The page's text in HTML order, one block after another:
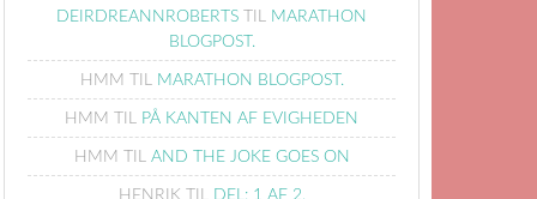
DEIRDREANNROBERTS TIL MARATHON
BLOGPOST.
HMM TIL MARATHON BLOGPOST.
HMM TIL PÅ KANTEN AF EVIGHEDEN
HMM TIL AND THE JOKE GOES ON
HENRIKTIL DEL: 1 AF 2.